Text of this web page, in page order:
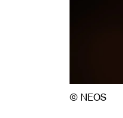
© NEOS